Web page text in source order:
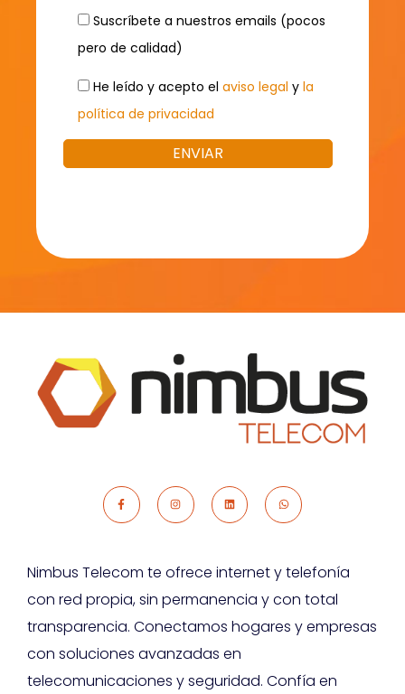
Suscríbete a nuestros emails (pocos
pero de calidad)
He leído y acepto el aviso legal y la
política de privacidad
Nimbus Telecom te ofrece internet y telefonía
con red propia, sin permanencia y con total
transparencia. Conectamos hogares y empresas
con soluciones avanzadas en
telecomunicaciones y seguridad. Confía en